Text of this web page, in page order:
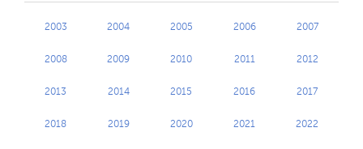
2003 2004 2005 2006 2007
2008 2009 2010 2011 2012
2013 2014 2015 2016 2017
2018 2019 2020 2021 2022